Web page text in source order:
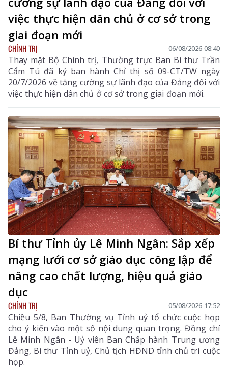
việc thực hiện dân chủ ở cơ sở trong
giai đoạn mới
CHÍNH TRỊ 06/08/2026 08:40
Thay mặt Bộ Chính trị, Thường trực Ban Bí thư Trần
Cẩm Tú đã ký ban hành Chỉ thị số 09-CT/TW ngày
20/7/2026 về tăng cường sự lãnh đạo của Đảng đối với
việc thực hiện dân chủ ở cơ sở trong giai đoạn mới.
Bí thư Tỉnh ủy Lê Minh Ngân: Sắp xếp
mạng lưới cơ sở giáo dục công lập để
nâng cao chất lượng, hiệu quả giáo
dục
CHÍNH TRỊ 05/08/2026 17:52
Chiều 5/8, Ban Thường vụ Tỉnh uỷ tổ chức cuộc họp
cho ý kiến vào một số nội dung quan trọng. Đồng chí
Lê Minh Ngân - Uỷ viên Ban Chấp hành Trung ương
Đảng, Bí thư Tỉnh uỷ, Chủ tịch HĐND tỉnh chủ trì cuộc
họp.